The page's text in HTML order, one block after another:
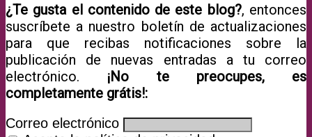
¿Te gusta el contenido de este blog?, entonces
suscríbete a nuestro boletín de actualizaciones
para que recibas notificaciones sobre la
publicación de nuevas entradas a tu correo
electrónico. ¡No te preocupes, es
completamente grátis!:
Correo electrónico